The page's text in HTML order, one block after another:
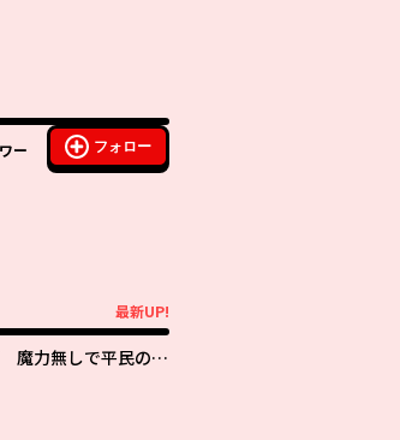
ー フォロー
最新UP!
魔力無しで平民の子